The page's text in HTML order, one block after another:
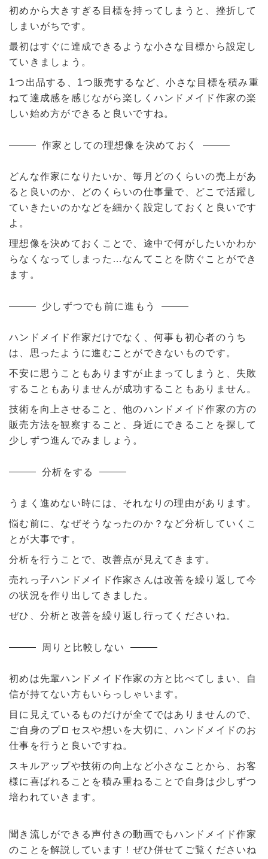
初めから大きすぎる目標を持ってしまうと、挫折して
しまいがちです。
最初はすぐに達成できるような小さな目標から設定し
ていきましょう。
1つ出品する、1つ販売するなど、小さな目標を積み重
ねて達成感を感じながら楽しくハンドメイド作家の楽
しい始め方ができると良いですね。
作家としての理想像を決めておく
どんな作家になりたいか、毎月どのくらいの売上があ
ると良いのか、どのくらいの仕事量で、どこで活躍し
ていきたいのかなどを細かく設定しておくと良いです
よ。
理想像を決めておくことで、途中で何がしたいかわか
らなくなってしまった…なんてことを防ぐことができ
ます。
少しずつでも前に進もう
ハンドメイド作家だけでなく、何事も初心者のうち
は、思ったように進むことができないものです。
不安に思うこともありますが止まってしまうと、失敗
することもありませんが成功することもありません。
技術を向上させること、他のハンドメイド作家の方の
販売方法を観察すること、身近にできることを探して
少しずつ進んでみましょう。
分析をする
うまく進めない時には、それなりの理由があります。
悩む前に、なぜそうなったのか？など分析していくこ
とが大事です。
分析を行うことで、改善点が見えてきます。
売れっ子ハンドメイド作家さんは改善を繰り返して今
の状況を作り出してきました。
ぜひ、分析と改善を繰り返し行ってくださいね。
周りと比較しない
初めは先輩ハンドメイド作家の方と比べてしまい、自
信が持てない方もいらっしゃいます。
目に見えているものだけが全てではありませんので、
ご自身のプロセスや想いを大切に、ハンドメイドのお
仕事を行うと良いですね。
スキルアップや技術の向上など小さなことから、お客
様に喜ばれることを積み重ねることで自身は少しずつ
培われていきます。
聞き流しができる声付きの動画でもハンドメイド作家
のことを解説しています！ぜひ併せてご覧くださいね